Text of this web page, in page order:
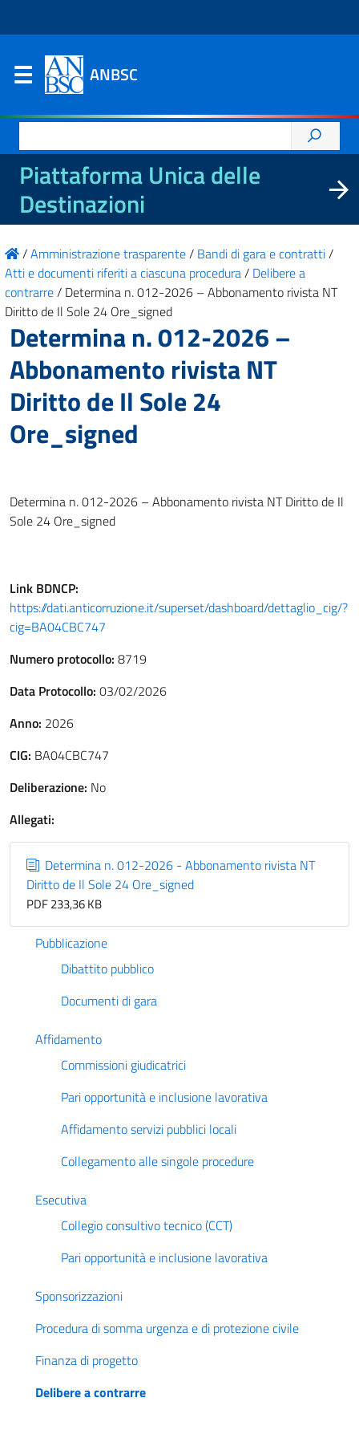
ANBSC
per:
Piattaforma Unica delle
Destinazioni
/Amministrazione trasparente/ Bandi di gara e contratti/
Atti e documenti riferiti a ciascuna procedura/ Delibere a
contrarre/ Determina n. 012-2026 – Abbonamento rivista NT
Diritto de Il Sole 24 Ore_signed
Determina n. 012-2026 –
Abbonamento rivista NT
Diritto de Il Sole 24
Ore_signed
Determina n. 012-2026 – Abbonamento rivista NT Diritto de Il
Sole 24 Ore_signed
Link BDNCP:
https://dati.anticorruzione.it/superset/dashboard/dettaglio_cig/?
cig=BA04CBC747
Numero protocollo: 8719
Data Protocollo: 03/02/2026
Anno: 2026
CIG: BA04CBC747
Deliberazione: No
Allegati:
Determina n. 012-2026 - Abbonamento rivista NT
Diritto de Il Sole 24 Ore_signed
PDF 233,36 KB
Pubblicazione
Dibattito pubblico
Documenti di gara
Affidamento
Commissioni giudicatrici
Pari opportunità e inclusione lavorativa
Affidamento servizi pubblici locali
Collegamento alle singole procedure
Esecutiva
Collegio consultivo tecnico (CCT)
Pari opportunità e inclusione lavorativa
Sponsorizzazioni
Procedura di somma urgenza e di protezione civile
Finanza di progetto
Delibere a contrarre